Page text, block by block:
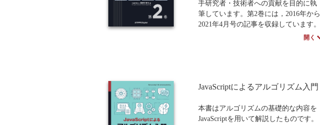
※教科書に採用いただいた先生には、
PowerPoint作成時に活用できる著者作成
の図版がございます。詳しくは「教科
書献本申込」リンク先のフォームよ
手研究者・技術者への貢献を目的に執
筆しています。第2巻には，2016年から
2021年4月号の記事を収録しています。
（第1巻には，2011～2015年の記事を収
もご注文いただけます。受注生産とな
ほどかかります。
開く
JavaScriptによるアルゴリズム入門
本書はアルゴリズムの基礎的な内容を
JavaScriptを用いて解説したものです。